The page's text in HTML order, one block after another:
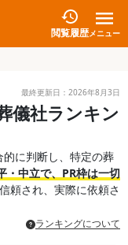
閲覧履歴メニュー
最終更新日： 2026年8月3日
儀社ランキン
に判断し、特定の葬
・中立で、PR枠は一切
頼され、実際に依頼さ
ランキングについて